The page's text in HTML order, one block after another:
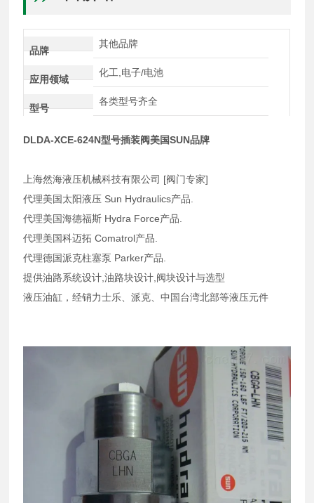
品牌
其他品牌
应用领域
化工,电子/电池
型号
各类型号齐全
DLDA-XCE-624N型号插装阀美国SUN品牌
上海然海液压机械科技有限公司 [阀门专家]
代理美国太阳液压 Sun Hydraulics产品.
代理美国海德福斯 Hydra Force产品.
代理美国科迈拓 Comatrol产品.
代理德国派克柱塞泵 Parker产品.
提供油路系统设计,油路块设计,阀块设计与选型
液压油缸，经销力士乐、派克、中国台湾北部等液压元件